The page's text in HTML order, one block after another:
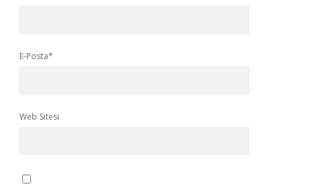
E-Posta*
Web Sitesi